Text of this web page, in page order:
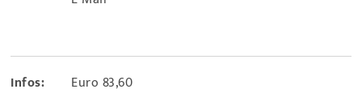
Infos: Euro 83,60